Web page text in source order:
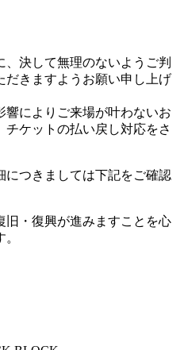
、決して無理のないようご判
だきますようお願い申し上げ
響によりご来場が叶わないお
ケットの払い戻し対応をさ
につきましては下記をご確認
旧・復興が進みますことを心